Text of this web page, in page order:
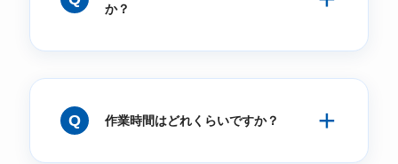
か？
作業時間はどれくらいですか？